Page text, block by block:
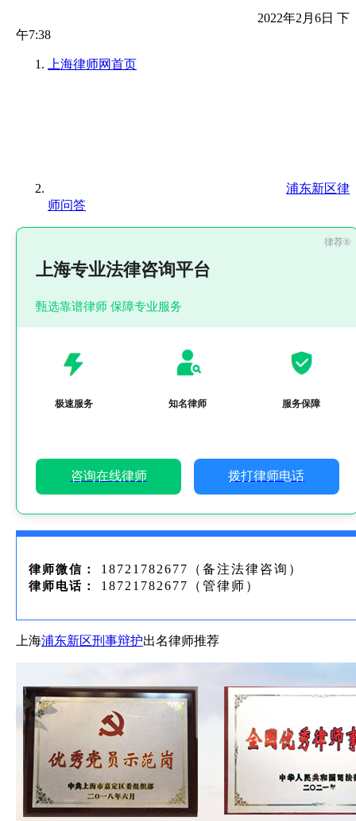
2022年2月6日 下
午7:38
上海律师网首页
浦东新区律
师问答
上海专业法律咨询平台
甄选靠谱律师 保障专业服务
极速服务 知名律师 服务保障
咨询在线律师 拨打律师电话
律师微信： 18721782677（备注法律咨询）
律师电话： 18721782677（管律师）
上海浦东新区刑事辩护出名律师推荐